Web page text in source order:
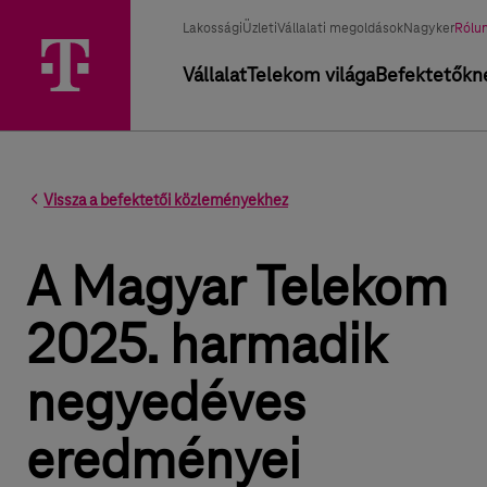
LakosságiÜzletiVállalati megoldásokNagyker
VállalatTelekom világa
Vissza a befektetői közleményekhez
A Magyar Telekom
2025. harmadik
negyedéves
eredményei